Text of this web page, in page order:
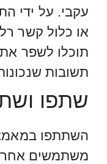
עקבי. על ידי
או כלול קשר
תוכלו לשפר
תשובות
שתפו
השתתפו